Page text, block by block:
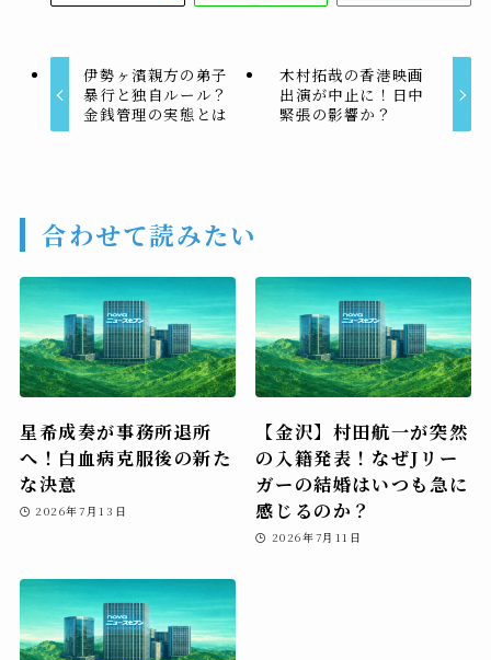
伊勢ヶ濱親方の弟子
暴行と独自ルール？
金銭管理の実態とは
木村拓哉の香港映画
出演が中止に！日中
緊張の影響か？
合わせて読みたい
星希成奏が事務所退所
へ！白血病克服後の新た
な決意
2026年7月13日
【金沢】村田航一が突然
の入籍発表！なぜJリー
ガーの結婚はいつも急に
感じるのか？
2026年7月11日